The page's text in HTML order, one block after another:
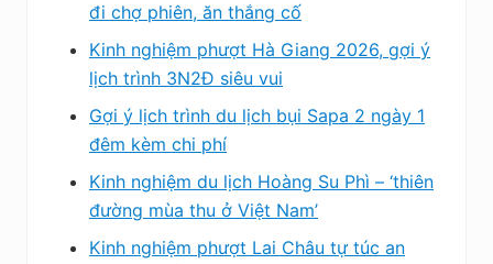
đi chợ phiên, ăn thắng cố
Kinh nghiệm phượt Hà Giang 2026, gợi ý
lịch trình 3N2Đ siêu vui
Gợi ý lịch trình du lịch bụi Sapa 2 ngày 1
đêm kèm chi phí
Kinh nghiệm du lịch Hoàng Su Phì – ‘thiên
đường mùa thu ở Việt Nam’
Kinh nghiệm phượt Lai Châu tự túc an